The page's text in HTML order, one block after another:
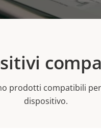
prodotti compatibili
dispositivo.